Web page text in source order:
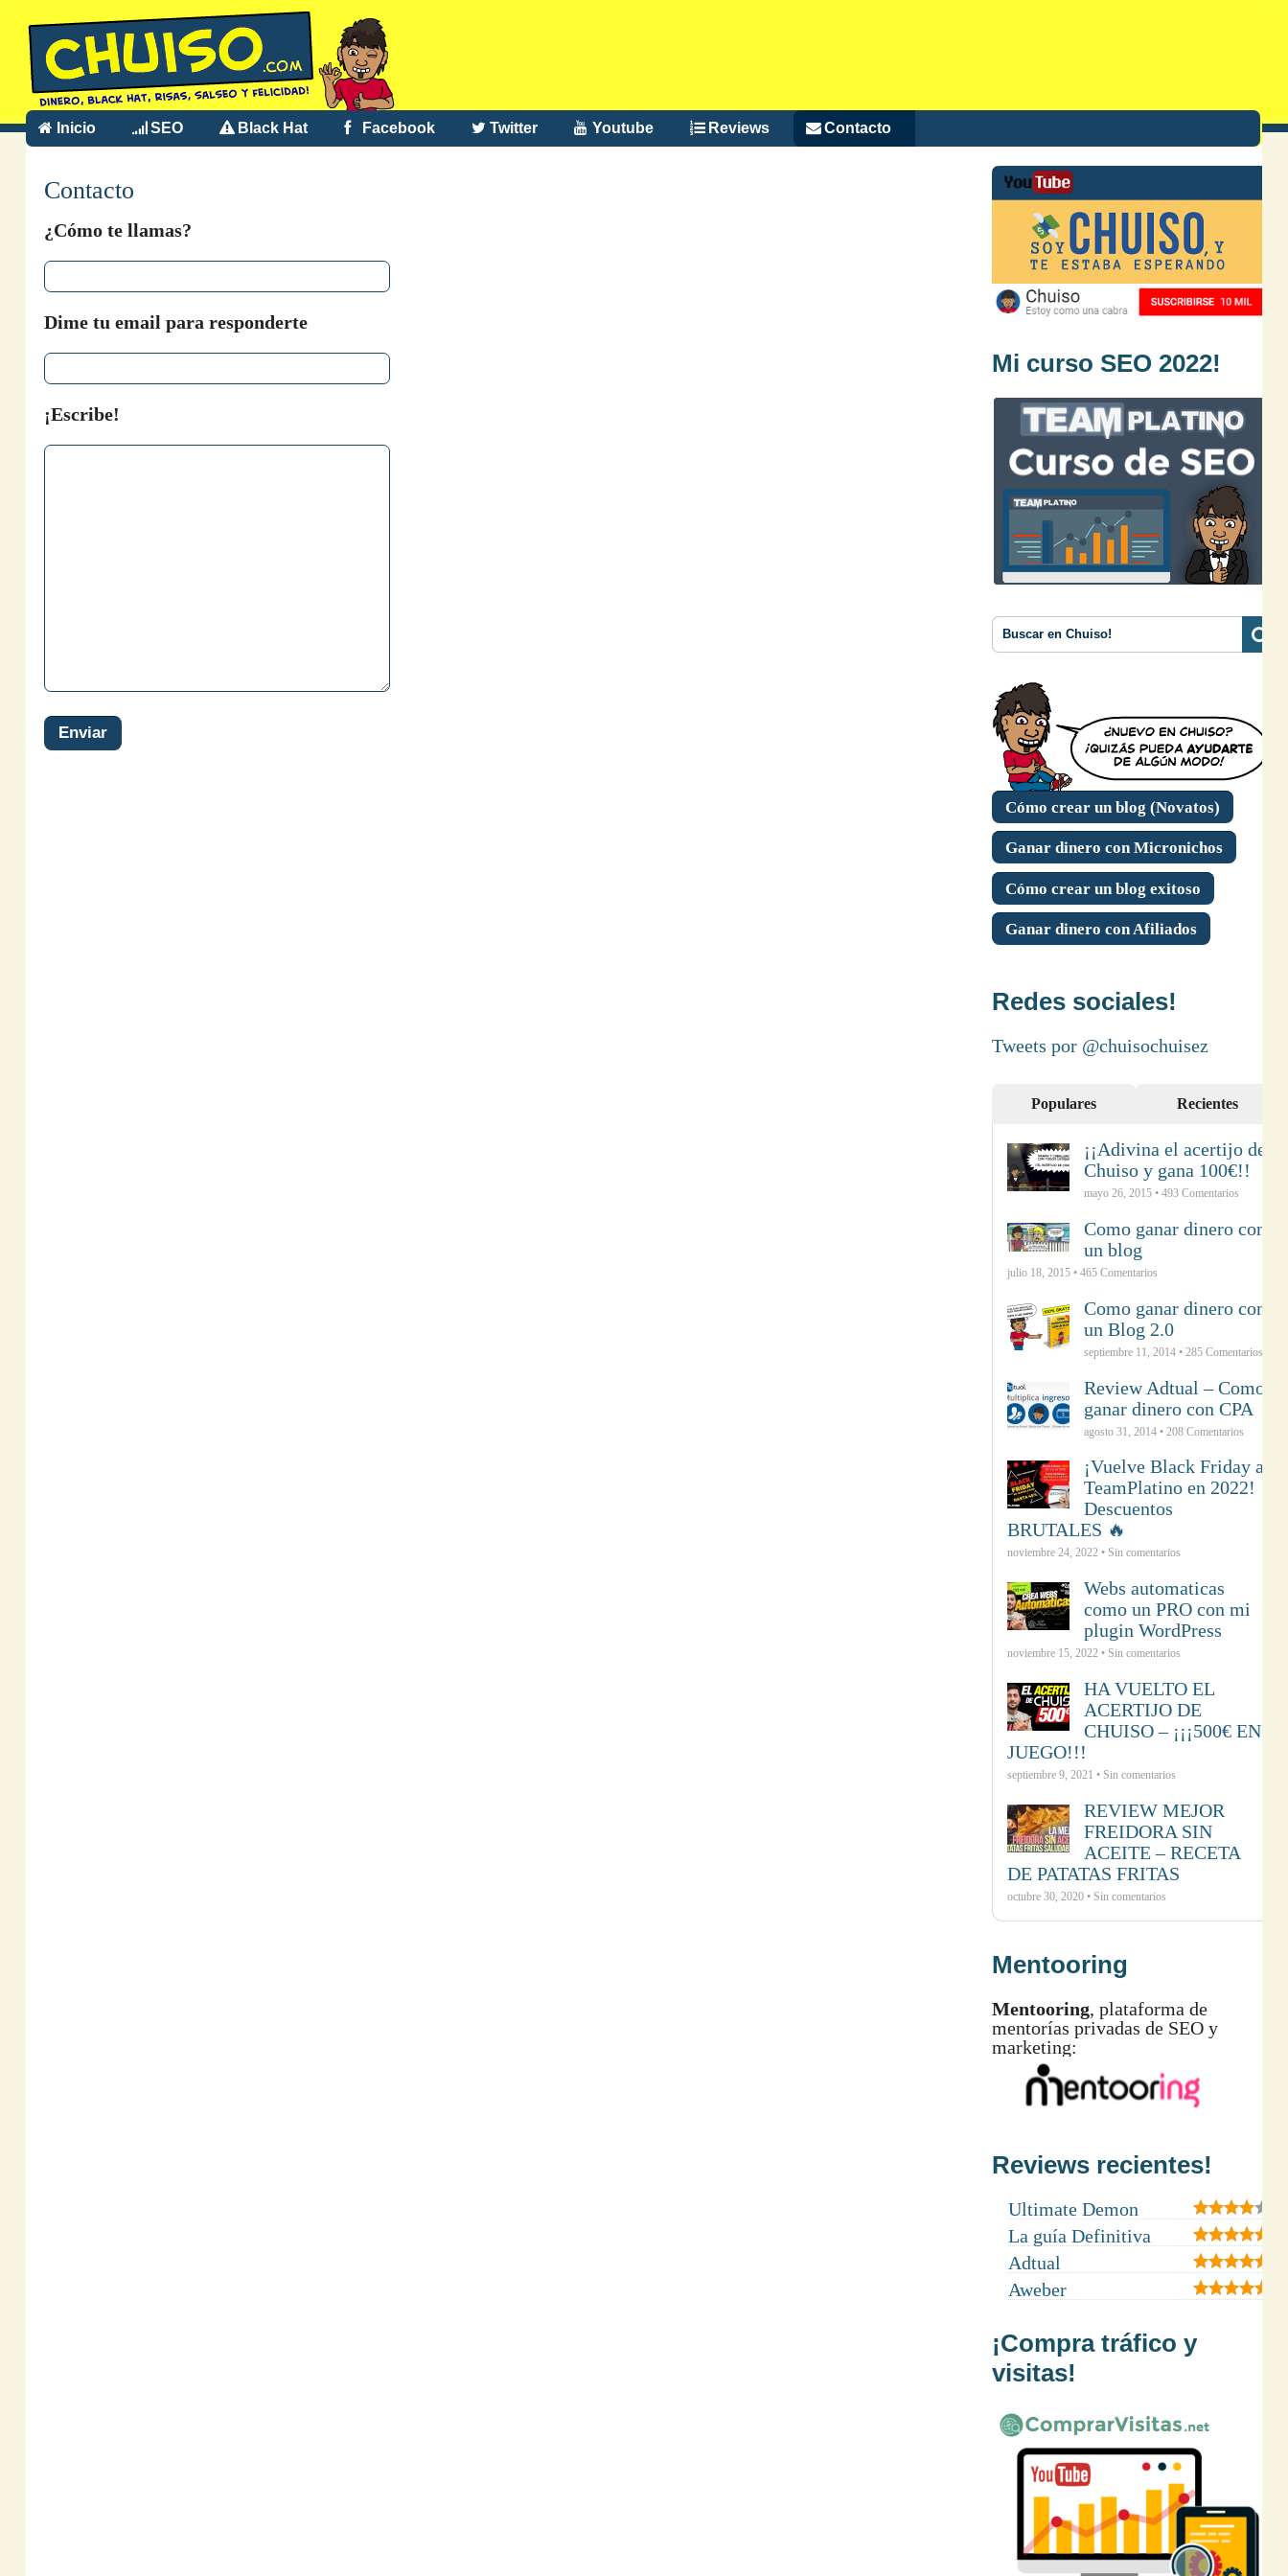
Inicio SEO Black Hat Facebook Twitter Youtube Reviews Contacto
Contacto
¿Cómo te llamas?
Dime tu email para responderte
¡Escribe!
Mi curso SEO 2022!
Cómo crear un blog (Novatos)
Ganar dinero con Micronichos
Cómo crear un blog exitoso
Ganar dinero con Afiliados
Redes sociales!
Tweets por @chuisochuisez
Populares Recientes
¡¡Adivina el acertijo de
Chuiso y gana 100€!!
mayo 26, 2015 • 493Comentarios
Como ganar dinero con
un blog
julio 18, 2015 • 465Comentarios
Como ganar dinero con
un Blog 2.0
septiembre 11, 2014 • 285Comentarios
Review Adtual – Como
ganar dinero con CPA
agosto 31, 2014 • 208Comentarios
¡Vuelve Black Friday a
TeamPlatino en 2022!
Descuentos
BRUTALES 🔥
noviembre 24, 2022 • Sin comentarios
Webs automaticas
como un PRO con mi
plugin WordPress
noviembre 15, 2022 • Sin comentarios
HA VUELTO EL
ACERTIJO DE
CHUISO – ¡¡¡500€ EN
JUEGO!!!
septiembre 9, 2021 • Sin comentarios
REVIEW MEJOR
FREIDORA SIN
ACEITE – RECETA
DE PATATAS FRITAS
octubre 30, 2020 • Sin comentarios
Mentooring
Mentooring, plataforma de
mentorías privadas de SEO y
marketing:
Reviews recientes!
Ultimate Demon
La guía Definitiva
Adtual
Aweber
¡Compra tráfico y
visitas!